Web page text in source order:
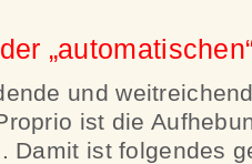
und
ist die
Damit ist folgendes